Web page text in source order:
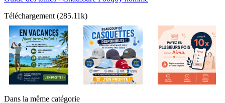
Téléchargement (285.11k)
Dans la même catégorie